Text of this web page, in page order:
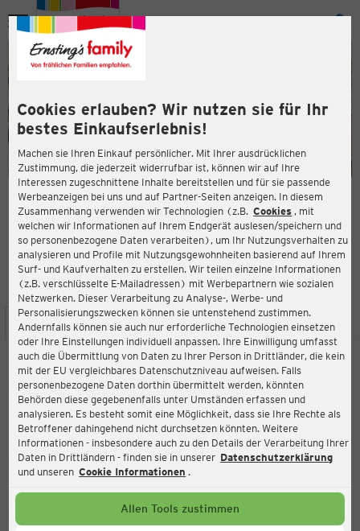
Cookies erlauben? Wir nutzen sie für Ihr
bestes Einkaufserlebnis!
Machen sie Ihren Einkauf persönlicher. Mit Ihrer ausdrücklichen
Zustimmung, die jederzeit widerrufbar ist, können wir auf Ihre
Interessen zugeschnittene Inhalte bereitstellen und für sie passende
Werbeanzeigen bei uns und auf Partner-Seiten anzeigen. In diesem
Zusammenhang verwenden wir Technologien (z.B. Cookies , mit
welchen wir Informationen auf Ihrem Endgerät auslesen/speichern und
so personenbezogene Daten verarbeiten), um Ihr Nutzungsverhalten zu
analysieren und Profile mit Nutzungsgewohnheiten basierend auf Ihrem
Surf- und Kaufverhalten zu erstellen. Wir teilen einzelne Informationen
(z.B. verschlüsselte E-Mailadressen) mit Werbepartnern wie sozialen
Netzwerken. Dieser Verarbeitung zu Analyse-, Werbe- und
Personalisierungszwecken können sie untenstehend zustimmen.
Andernfalls können sie auch nur erforderliche Technologien einsetzen
oder Ihre Einstellungen individuell anpassen. Ihre Einwilligung umfasst
auch die Übermittlung von Daten zu Ihrer Person in Drittländer, die kein
mit der EU vergleichbares Datenschutzniveau aufweisen. Falls
personenbezogene Daten dorthin übermittelt werden, könnten
Behörden diese gegebenenfalls unter Umständen erfassen und
analysieren. Es besteht somit eine Möglichkeit, dass sie Ihre Rechte als
Betroffener dahingehend nicht durchsetzen könnten. Weitere
Informationen - insbesondere auch zu den Details der Verarbeitung Ihrer
Daten in Drittländern - finden sie in unserer Datenschutzerklärung
und unseren Cookie Informationen .
Allen Tools zustimmen
Menü
ERNSTING'S FAMILY FILIALE
Guardinistr. 98-110
81375 München
4,0
Bewertung:
STANDORT SERVICES SORTIMENT AKTIONEN
Ernsting's family
Guardinistr. 98-110, 81375 München
Aktuell:
Geschlossen
Service Hotline